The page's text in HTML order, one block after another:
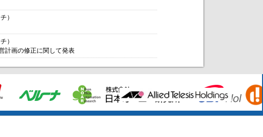
するお知らせ
）
）
計画の修正に関して発表